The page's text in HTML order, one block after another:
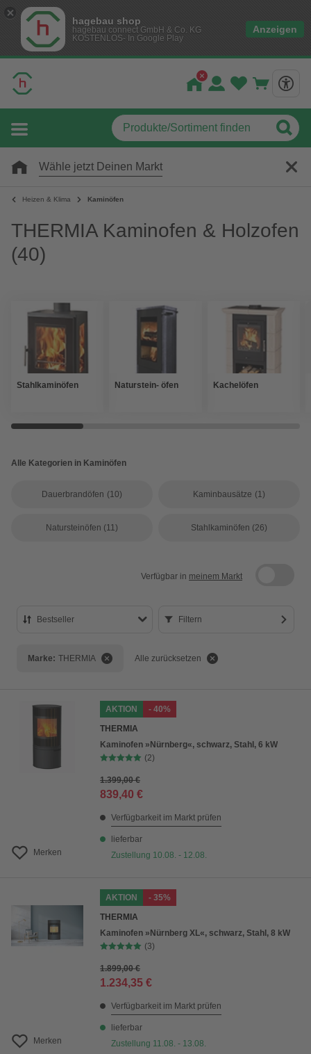
hagebau shop
hagebau connect GmbH & Co. KG
KOSTENLOS- In Google Play
Anzeigen
Wähle jetzt Deinen Markt
Heizen & Klima Kaminöfen
THERMIA Kaminofen & Holzofen
(40)
Stahlkaminöfen Naturstein- öfen Kachelöfen
Alle Kategorien in Kaminöfen
Dauerbrandöfen (10) Kaminbausätze (1)
Natursteinöfen (11) Stahlkaminöfen (26)
Verfügbar in meinem Markt
Bestseller
Bewertung
Filtern
Marke: THERMIA Alle zurücksetzen
Merken
AKTION
- 40%
THERMIA
Kaminofen »Nürnberg«, schwarz, Stahl, 6 kW
(2)
1.399,00 €
839,40 €
Verfügbarkeit im Markt prüfen
lieferbar
Zustellung 10.08. - 12.08.
Merken
AKTION
- 35%
THERMIA
Kaminofen »Nürnberg XL«, schwarz, Stahl, 8 kW
(3)
1.899,00 €
1.234,35 €
Verfügbarkeit im Markt prüfen
lieferbar
Zustellung 11.08. - 13.08.